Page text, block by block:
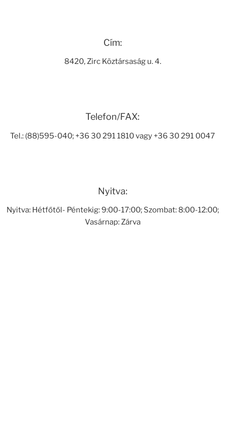
Cím:
8420, Zirc Köztársaság u. 4.
Telefon/FAX:
Tel.: (88)595-040; +36 30 291 1810 vagy +36 30 291 0047
Nyitva:
Nyitva: Hétfőtől- Péntekig: 9:00-17:00; Szombat: 8:00-12:00;
Vasárnap: Zárva